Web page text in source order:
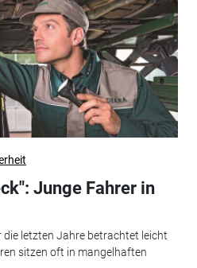
Junge Fahrer in
letzten Jahre betrachtet leicht
sitzen oft in mangelhaften